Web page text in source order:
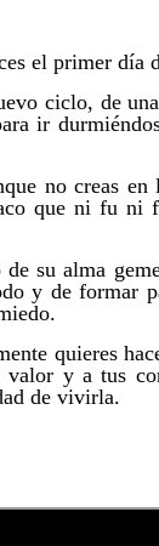
el primer día
ciclo, de
ir
no creas
que ni fu ni
su alma
y de formar
quieres
y a tus
de vivirla.